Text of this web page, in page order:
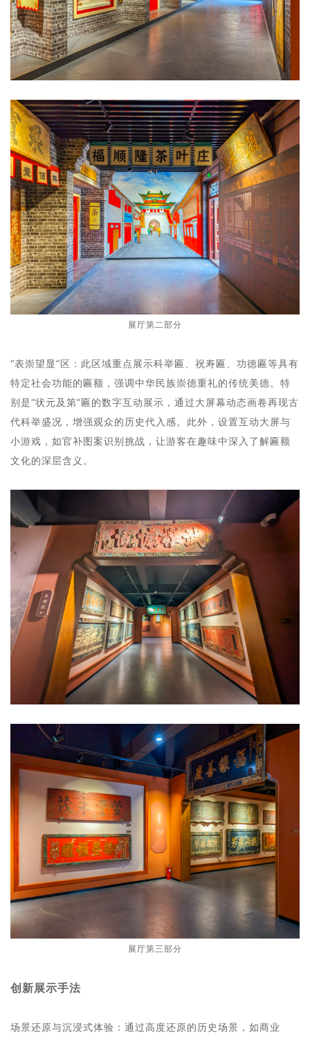
展厅第二部分
“表崇望显”区：此区域重点展示科举匾、祝寿匾、功德匾等具有
特定社会功能的匾额，强调中华民族崇德重礼的传统美德。特
别是“状元及第”匾的数字互动展示，通过大屏幕动态画卷再现古
代科举盛况，增强观众的历史代入感。此外，设置互动大屏与
小游戏，如官补图案识别挑战，让游客在趣味中深入了解匾额
文化的深层含义。
展厅第三部分
创新展示手法
场景还原与沉浸式体验：通过高度还原的历史场景，如商业